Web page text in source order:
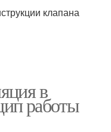
клапана
в
работы